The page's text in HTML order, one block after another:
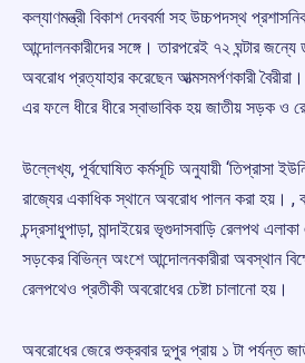
কল্যাণমন্ত্রী বিকাশ দেববর্মা সহ উচ্চপদস্থ
আন্দোলনকারীদের সঙ্গে। তারপরেই ৭২ ঘন্টার
অবরোধ প্রত্যাহার করেছেন আত্মসমর্পণকারী বৈরীরা।
এর ফলে ধীরে ধীরে স্বাভাবিক হয় জাতীয় সড়ক ও
উল্লেখ্য, পূর্বঘোষিত কর্মসূচি অনুযায়ী ‘তিপ্রাসা
রাজ্যের একাধিক স্থানে অবরোধ পালন করা হয়। ,
চন্দ্রসাধুপাড়া, মান্দাইয়ের ভৃগুদাসবাড়ি রেলপথ
সড়কের বিভিন্ন অংশে আন্দোলনকারীরা অবস্থান
রেলপথেও প্রতীকী অবরোধের চেষ্টা চালানো হয়।
অবরোধের জেরে শুক্রবার দুপুর প্রায় ১ টা পর্যন্ত